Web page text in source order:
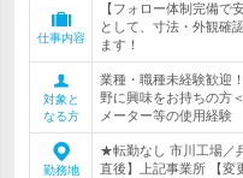
仕事内容
【フォロー体制完備で
として、寸法・外観確
ます！
対象と
なる方
業種・職種未経験歓迎
野に興味をお持ちの方
メーター等の使用経験
勤務地
★転勤なし 市川工場／
直後】上記事業所 【変